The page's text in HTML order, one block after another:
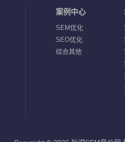
案例中心
SEM优化
SEO优化
综合其他